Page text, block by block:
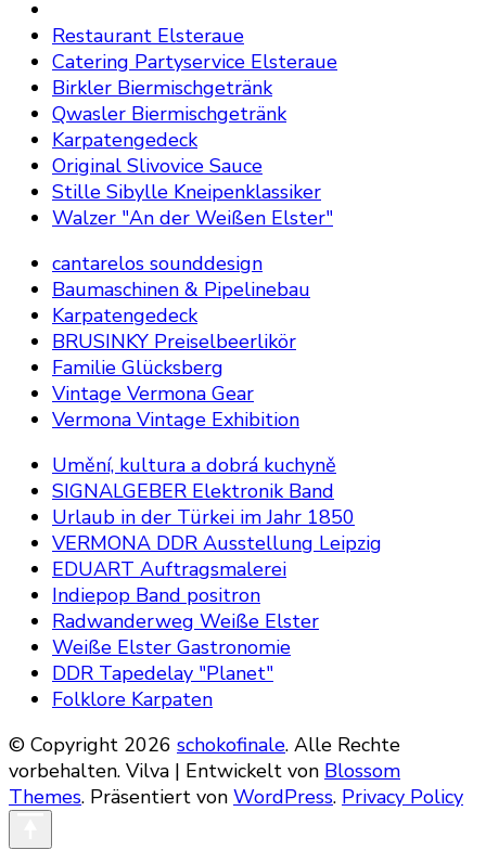
Restaurant Elsteraue
Catering Partyservice Elsteraue
Birkler Biermischgetränk
Qwasler Biermischgetränk
Karpatengedeck
Original Slivovice Sauce
Stille Sibylle Kneipenklassiker
Walzer "An der Weißen Elster"
cantarelos sounddesign
Baumaschinen & Pipelinebau
Karpatengedeck
BRUSINKY Preiselbeerlikör
Familie Glücksberg
Vintage Vermona Gear
Vermona Vintage Exhibition
Umění, kultura a dobrá kuchyně
SIGNALGEBER Elektronik Band
Urlaub in der Türkei im Jahr 1850
VERMONA DDR Ausstellung Leipzig
EDUART Auftragsmalerei
Indiepop Band positron
Radwanderweg Weiße Elster
Weiße Elster Gastronomie
DDR Tapedelay "Planet"
Folklore Karpaten
© Copyright 2026 schokofinale. Alle Rechte
vorbehalten. Vilva | Entwickelt von Blossom
Themes. Präsentiert von WordPress. Privacy Policy